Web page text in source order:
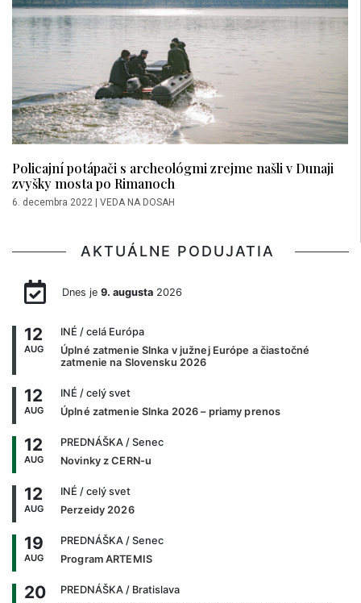
Policajní potápači s archeológmi zrejme našli v Dunaji
zvyšky mosta po Rimanoch
6. decembra 2022 | VEDA NA DOSAH
AKTUÁLNE PODUJATIA
Dnes je 9. augusta2026
12
AUG
INÉ / celá Európa
Úplné zatmenie Slnka v južnej Európe a čiastočné
zatmenie na Slovensku 2026
12
AUG
INÉ / celý svet
Úplné zatmenie Slnka 2026 – priamy prenos
12
AUG
PREDNÁŠKA / Senec
Novinky z CERN-u
12
AUG
INÉ / celý svet
Perzeidy 2026
19
AUG
PREDNÁŠKA / Senec
Program ARTEMIS
20 PREDNÁŠKA / Bratislava